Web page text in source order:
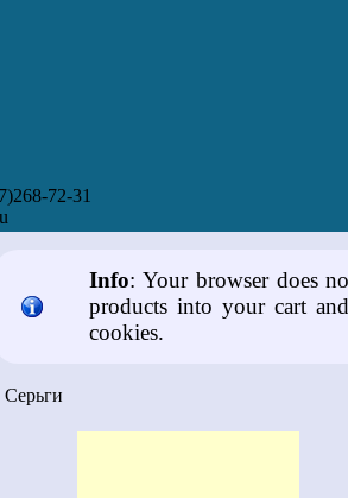
72-31
Info: Your browser does
products into your cart
cookies.
Серьги